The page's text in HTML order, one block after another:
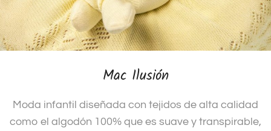
Mac Ilusión
Moda infantil diseñada con tejidos de alta calidad
como el algodón 100% que es suave y transpirable,